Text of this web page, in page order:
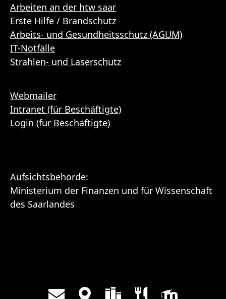
Arbeiten an der htw saar
Erste Hilfe / Brandschutz
Arbeits- und Gesundheitsschutz (AGUM)
IT-Notfälle
Strahlen- und Laserschutz
Webmailer
Intranet (für Beschäftigte)
Login (für Beschäftigte)
Aufsichtsbehörde:
Ministerium der Finanzen und für Wissenschaft
des Saarlandes